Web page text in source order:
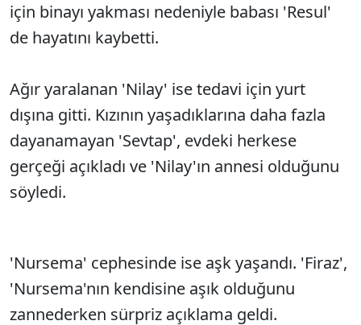
için binayı yakması nedeniyle babası 'Resul'
de hayatını kaybetti.
Ağır yaralanan 'Nilay' ise tedavi için yurt
dışına gitti. Kızının yaşadıklarına daha fazla
dayanamayan 'Sevtap', evdeki herkese
gerçeği açıkladı ve 'Nilay'ın annesi olduğunu
söyledi.
'Nursema' cephesinde ise aşk yaşandı. 'Firaz',
'Nursema'nın kendisine aşık olduğunu
zannederken sürpriz açıklama geldi.